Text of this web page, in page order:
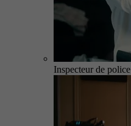
Inspecteur de police